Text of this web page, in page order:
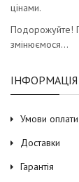
цінами.
Подорожуйте!
змінюємося…
ІНФОРМАЦІЯ
Умови оплати
Доставки
Гарантія